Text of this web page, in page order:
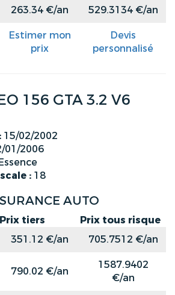
263.34 €/an 529.3134 €/an
Estimer mon
prix
Devis
personnalisé
156 GTA 3.2 V6
15/02/2002
01/2006
: 18
AUTO
Prix tiers
Prix tous risque
351.12 €/an
705.7512 €/an
790.02 €/an
1587.9402
€/an